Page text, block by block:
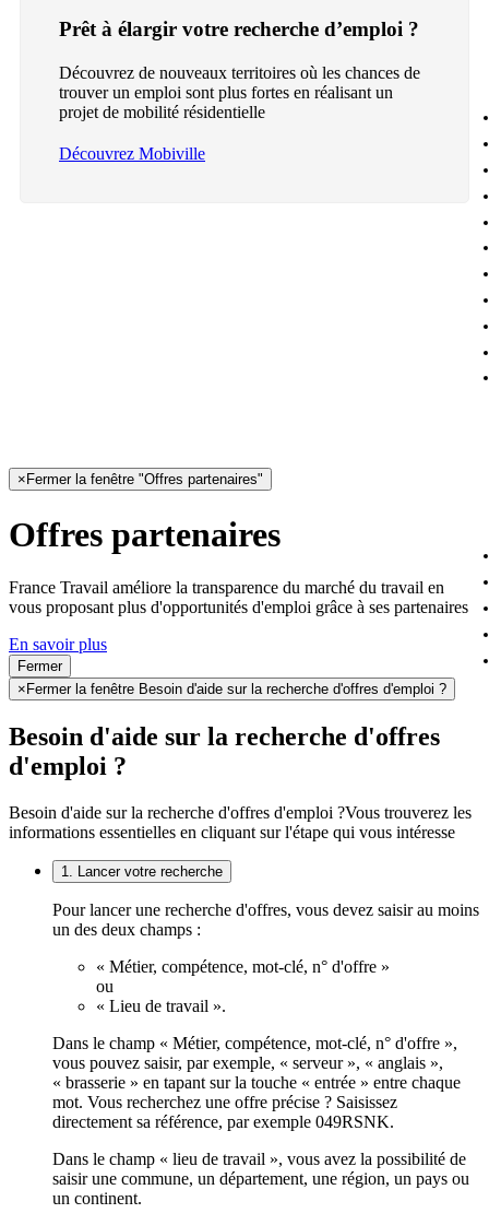
Prêt à élargir votre recherche d’emploi ?
Découvrez de nouveaux territoires où les chances de
trouver un emploi sont plus fortes en réalisant un
projet de mobilité résidentielle
Découvrez Mobiville
× Fermer la fenêtre "Offres partenaires"
Offres partenaires
France Travail améliore la transparence du marché du travail en
vous proposant plus d'opportunités d'emploi grâce à ses partenaires
En savoir plus
Fermer
× Fermer la fenêtre Besoin d'aide sur la recherche d'offres d'emploi ?
Besoin d'aide sur la recherche d'offres
d'emploi ?
Besoin d'aide sur la recherche d'offres d'emploi ?Vous trouverez les
informations essentielles en cliquant sur l'étape qui vous intéresse
1. Lancer votre recherche
Pour lancer une recherche d'offres, vous devez saisir au moins
un des deux champs :
« Métier, compétence, mot-clé, n° d'offre »
ou
« Lieu de travail ».
Dans le champ « Métier, compétence, mot-clé, n° d'offre »,
vous pouvez saisir, par exemple, « serveur », « anglais »,
« brasserie » en tapant sur la touche « entrée » entre chaque
mot. Vous recherchez une offre précise ? Saisissez
directement sa référence, par exemple 049RSNK.
Dans le champ « lieu de travail », vous avez la possibilité de
saisir une commune, un département, une région, un pays ou
un continent.